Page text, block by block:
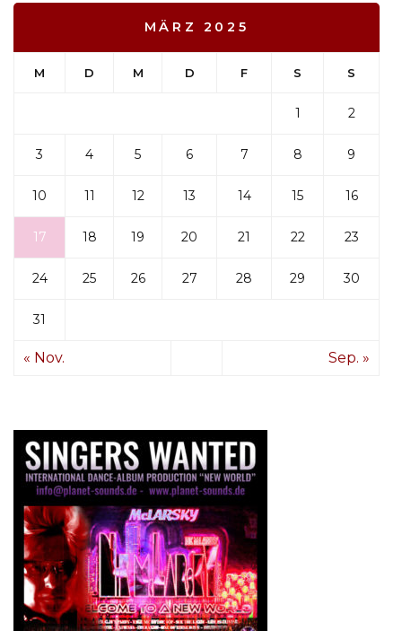
MÄRZ 2025
M D M D F S S
1 2
3 4 5 6 7 8 9
10 11 12 13 14 15 16
17 18 19 20 21 22 23
24 25 26 27 28 29 30
31
« Nov. Sep. »